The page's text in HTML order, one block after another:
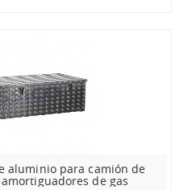
aluminio para camión de
de gas